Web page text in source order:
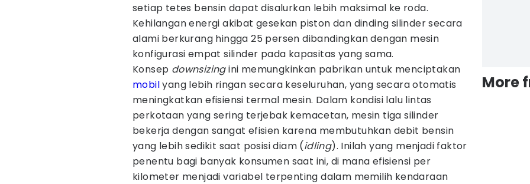
setiap tetes bensin dapat disalurkan lebih maksimal ke roda.
Kehilangan energi akibat gesekan piston dan dinding silinder secara
alami berkurang hingga 25 persen dibandingkan dengan mesin
konfigurasi empat silinder pada kapasitas yang sama.
Konsep downsizingini memungkinkan pabrikan untuk menciptakan
mobilyang lebih ringan secara keseluruhan, yang secara otomatis
meningkatkan efisiensi termal mesin. Dalam kondisi lalu lintas
perkotaan yang sering terjebak kemacetan, mesin tiga silinder
bekerja dengan sangat efisien karena membutuhkan debit bensin
yang lebih sedikit saat posisi diam (idling). Inilah yang menjadi faktor
penentu bagi banyak konsumen saat ini, di mana efisiensi per
kilometer menjadi variabel terpenting dalam memilih kendaraan
More